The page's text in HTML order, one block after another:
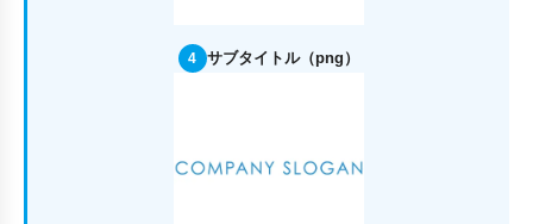
4 サブタイトル（png）